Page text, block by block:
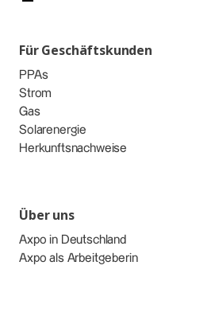
Für Geschäftskunden
PPAs
Strom
Gas
Solarenergie
Herkunftsnachweise
Über uns
Axpo in Deutschland
Axpo als Arbeitgeberin